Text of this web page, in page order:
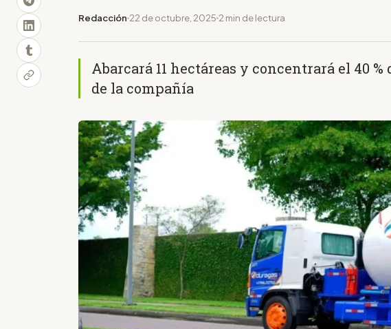
Redacción 22 de octubre, 2025 2 min de lectura
Abarcará 11 hectáreas y concentrará el 40
de la compañía